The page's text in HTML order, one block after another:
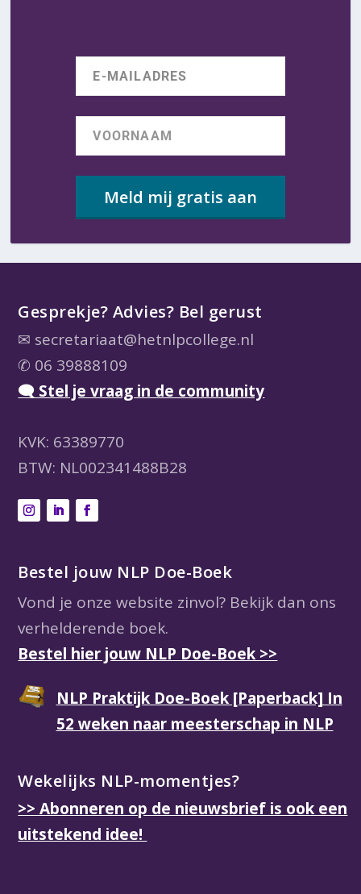
Meld mij gratis aan
Gesprekje? Advies? Bel gerust
✉ secretariaat@hetnlpcollege.nl
✆ 06 39888109
🗨 Stel je vraag in de community
KVK: 63389770
BTW: NL002341488B28
Bestel jouw NLP Doe-Boek
Vond je onze website zinvol? Bekijk dan ons
verhelderende boek.
Bestel hier jouw NLP Doe-Boek >>
NLP Praktijk Doe-Boek [Paperback] In
52 weken naar meesterschap in NLP
Wekelijks NLP-momentjes?
>> Abonneren op de nieuwsbrief is ook een
uitstekend idee!